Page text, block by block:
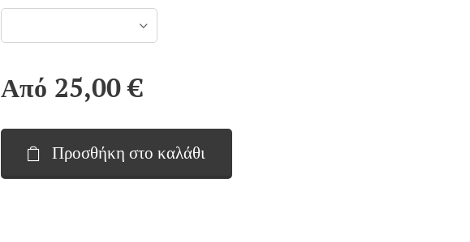
Από 25,00€
Προσθήκη στο καλάθι